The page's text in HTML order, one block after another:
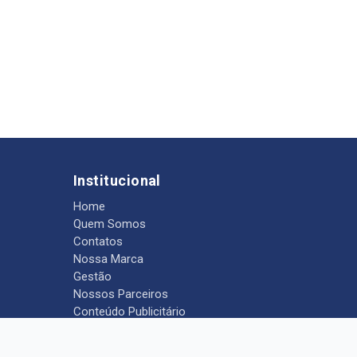
Institucional
Home
Quem Somos
Contatos
Nossa Marca
Gestão
Nossos Parceiros
Conteúdo Publicitário